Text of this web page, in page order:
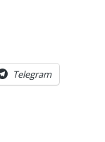
Telegram